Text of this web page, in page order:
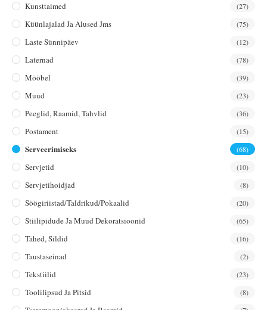
Kunsttaimed (27)
Küünlajalad Ja Alused Jms (75)
Laste Sünnipäev (12)
Laternad (78)
Mööbel (39)
Muud (23)
Peeglid, Raamid, Tahvlid (36)
Postament (15)
Serveerimiseks (68)
Servjetid (10)
Servjetihoidjad (8)
Söögiriistad/taldrikud/pokaalid (20)
Stiilipidude Ja Muud Dekoratsioonid (65)
Tähed, Sildid (16)
Taustaseinad (2)
Tekstiilid (23)
Toolilipsud Ja Pitsid (8)